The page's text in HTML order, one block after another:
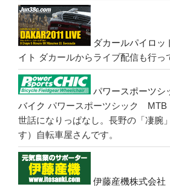
ダカールパイロッ
イト ダカールからライブ配信も行っ
パワースポーツ
バイク パワースポーツシック
世話になりっぱなし。長野の「凄腕
す）自転車屋さんです。
伊藤産機株式会社